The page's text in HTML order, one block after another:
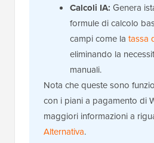
Calcoli IA: Genera
formule di calcolo
campi come la tassa
eliminando la
manuali.
Nota che queste sono
con i piani a pagamento di
maggiori informazioni a
Alternativa.